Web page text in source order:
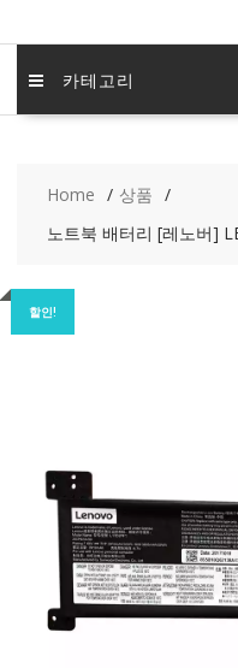
카테고리
Home
상품
노트북 배터리 [레노버]
할인!